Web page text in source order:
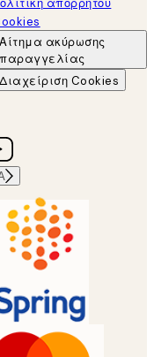
απορρήτου
Αίτημα ακύρωσης
παραγγελίας
Διαχείριση Cookies